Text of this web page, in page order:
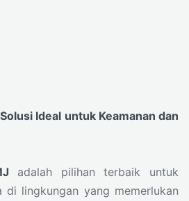
Ideal untuk Keamanan dan
adalah pilihan terbaik untuk
di lingkungan yang memerlukan